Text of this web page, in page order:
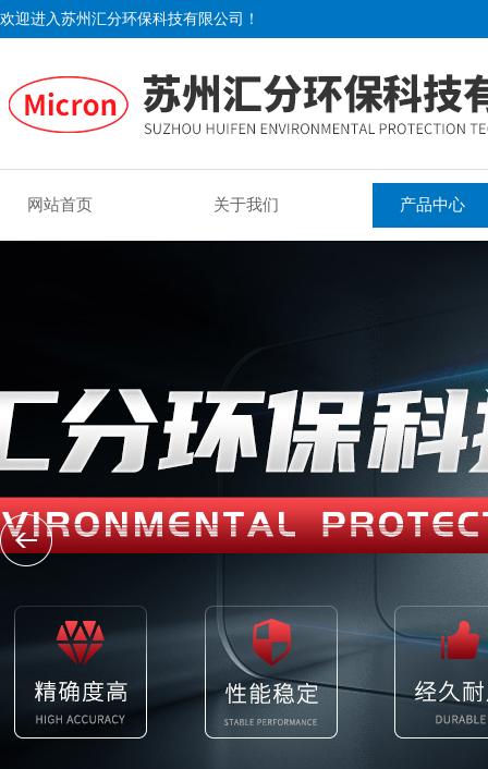
欢迎进入苏州汇分环保科技有限公司！
网站首页 关于我们 产品中心